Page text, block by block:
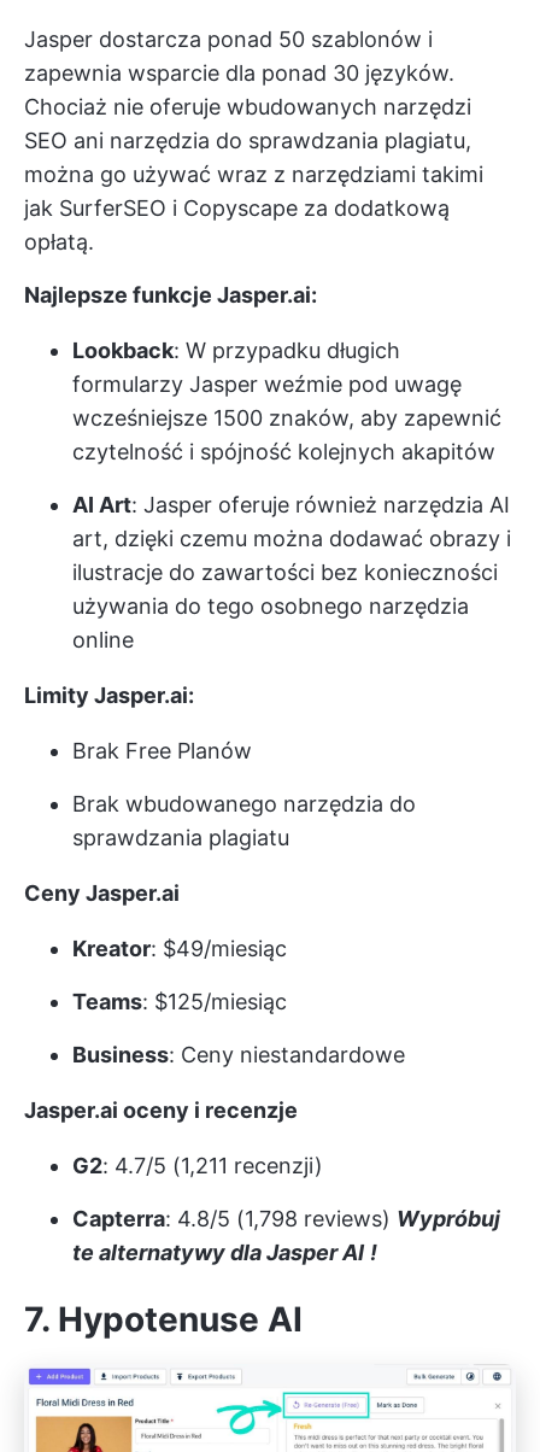
Jasper dostarcza ponad 50 szablonów i
zapewnia wsparcie dla ponad 30 języków.
Chociaż nie oferuje wbudowanych narzędzi
SEO ani narzędzia do sprawdzania plagiatu,
można go używać wraz z narzędziami takimi
jak SurferSEO i Copyscape za dodatkową
opłatą.
Najlepsze funkcje Jasper.ai:
Lookback: W przypadku długich
formularzy Jasper weźmie pod uwagę
wcześniejsze 1500 znaków, aby zapewnić
czytelność i spójność kolejnych akapitów
AI Art: Jasper oferuje również narzędzia AI
art, dzięki czemu można dodawać obrazy i
ilustracje do zawartości bez konieczności
używania do tego osobnego narzędzia
online
Limity Jasper.ai:
Brak Free Planów
Brak wbudowanego narzędzia do
sprawdzania plagiatu
Ceny Jasper.ai
Kreator: $49/miesiąc
Teams: $125/miesiąc
Business: Ceny niestandardowe
Jasper.ai oceny i recenzje
G2: 4.7/5 (1,211 recenzji)
Capterra: 4.8/5 (1,798 reviews) Wypróbuj
te alternatywy dla Jasper AI !
7. Hypotenuse AI